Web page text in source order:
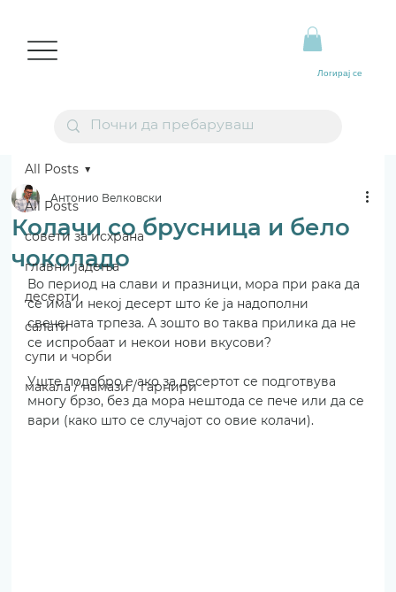
Логирај се
All Posts
совети за исхрана
главни јадења
десерти
салати
супи и чорби
макала / намази / гарнири
All Posts
Колачи со брусница и бело
чоколадо
Антонио Велковски
Во период на слави и празници, мора при рака да
се има и некој десерт што ќе ја надополни
свечената трпеза. А зошто во таква прилика да не
се испробаат и некои нови вкусови?
Уште подобро е ако за десертот се подготвува
многу брзо, без да мора нештода се пече или да се
вари (како што се случајот со овие колачи).